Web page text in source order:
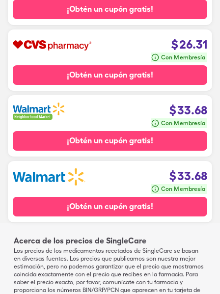
¡Obtén un cupón gratis!
$26.31
Con Membresía
¡Obtén un cupón gratis!
$33.68
Con Membresía
¡Obtén un cupón gratis!
$33.68
Con Membresía
¡Obtén un cupón gratis!
Acerca de los precios de SingleCare
Los precios de los medicamentos recetados de SingleCare se basan
en diversas fuentes. Los precios que publicamos son nuestra mejor
estimación, pero no podemos garantizar que el precio que mostramos
coincida exactamente con el precio que recibes en la farmacia. Para
saber el precio exacto, por favor, comunícate con tu farmacia y
proporciona los números BIN/GRP/PCN que aparecen en tu tarjeta de